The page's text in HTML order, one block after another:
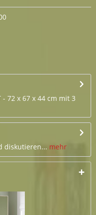
72 x 67 x 44 cm mit 3
diskutieren... mehr